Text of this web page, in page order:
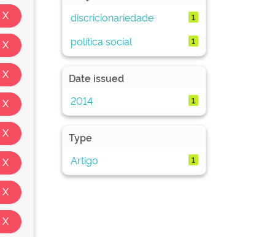
discricionariedade
1
política social 1
Date issued
2014
1
Type
Artigo
1